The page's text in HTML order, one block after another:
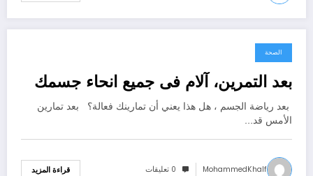
يونيو 29, 2021
الصحة
بعد التمرين، آلام فى جميع انحاء جسمك
بعد رياضة الجسم ، هل هذا يعني أن تمارينك فعالة؟ بعد تمارين
الأمس قد…
MohammedKhalf 0 تعليقات قراءة المزيد